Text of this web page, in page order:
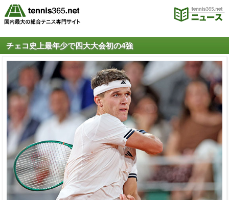
チェコ史上最年少で四大大会初の4強